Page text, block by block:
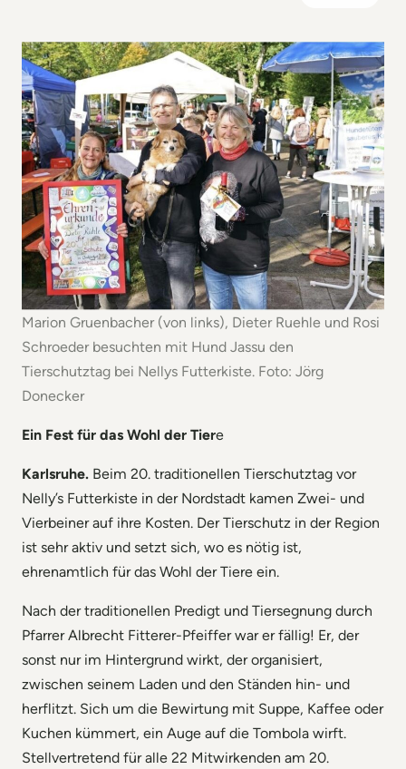
Marion Gruenbacher (von links), Dieter Ruehle und Rosi
Schroeder besuchten mit Hund Jassu den
Tierschutztag bei Nellys Futterkiste. Foto: Jörg
Donecker
Ein Fest für das Wohl der Tiere
Karlsruhe. Beim 20. traditionellen Tierschutztag vor
Nelly’s Futterkiste in der Nordstadt kamen Zwei- und
Vierbeiner auf ihre Kosten. Der Tierschutz in der Region
ist sehr aktiv und setzt sich, wo es nötig ist,
ehrenamtlich für das Wohl der Tiere ein.
Nach der traditionellen Predigt und Tiersegnung durch
Pfarrer Albrecht Fitterer-Pfeiffer war er fällig! Er, der
sonst nur im Hintergrund wirkt, der organisiert,
zwischen seinem Laden und den Ständen hin- und
herflitzt. Sich um die Bewirtung mit Suppe, Kaffee oder
Kuchen kümmert, ein Auge auf die Tombola wirft.
Stellvertretend für alle 22 Mitwirkenden am 20.